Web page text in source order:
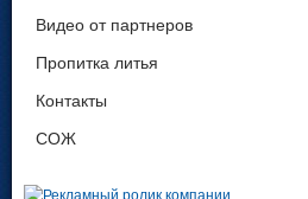
Видео от партнеров
Пропитка литья
Контакты
СОЖ